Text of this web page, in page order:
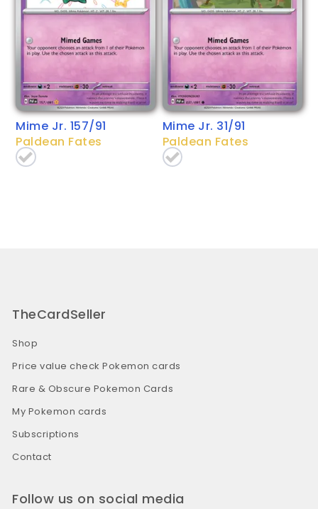
Mime Jr. 157/91
Paldean Fates
Mime Jr. 31/91
Paldean Fates
TheCardSeller
Shop
Price value check Pokemon cards
Rare & Obscure Pokemon Cards
My Pokemon cards
Subscriptions
Contact
Follow us on social media